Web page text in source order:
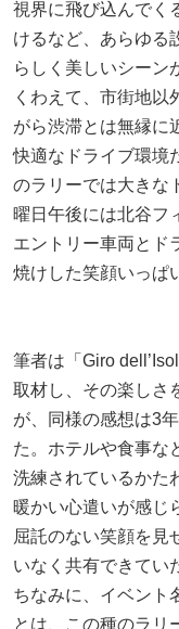
視界に飛び込んでく
けるなど、あらゆる
らしく美しいシーン
くわえて、市街地以
がら渋滞とは無縁に
快適なドライブ環境
のラリーでは大きな
曜日午後には北谷フ
エントリー車両とド
焼けした笑顔いっぱ
筆者は「Giro
取材し、その楽しさ
が、同様の感想は3
た。ホテルや食事な
洗練されているかた
暖かい心遣いが感じ
屈託のない笑顔を見
いなく共有できてい
ちなみに、イベント
とは、この種のラリ